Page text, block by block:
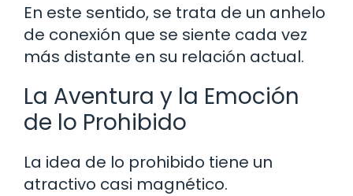
En este sentido, se trata de un anhelo
de conexión que se siente cada vez
más distante en su relación actual.
La Aventura y la Emoción
de lo Prohibido
La idea de lo prohibido tiene un
atractivo casi magnético.